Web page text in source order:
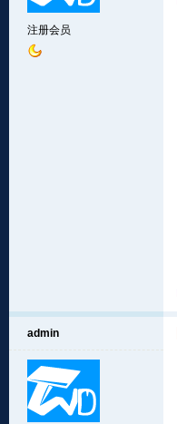
注册会员
admin